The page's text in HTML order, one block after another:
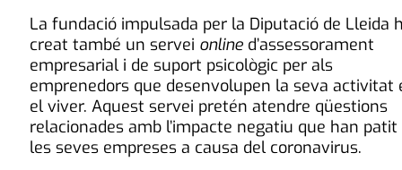
La fundació impulsada per la Diputació de Lleida
creat també un servei online d’assessorament
empresarial i de suport psicològic per als
emprenedors que desenvolupen la seva activitat
el viver. Aquest servei pretén atendre qüestions
relacionades amb l’impacte negatiu que han patit
les seves empreses a causa del coronavirus.